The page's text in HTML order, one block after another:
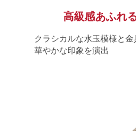
高級感あふれ
クラシカルな水玉模様と
華やかな印象を演出